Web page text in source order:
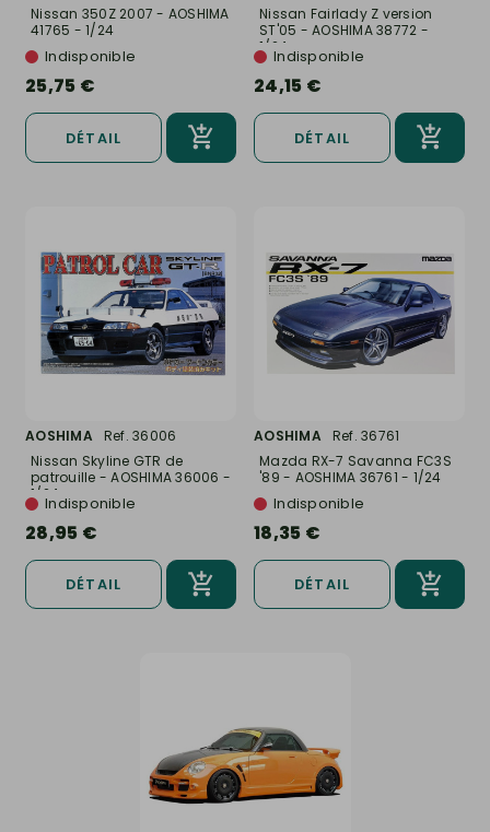
Nissan 350Z 2007 - AOSHIMA
41765 - 1/24
Indisponible
25,75 €
DÉTAIL
Nissan Fairlady Z version
ST'05 - AOSHIMA 38772 -
1/24Indisponible
24,15 €
DÉTAIL
AOSHIMA
Ref. 36006
Nissan Skyline GTR de
patrouille - AOSHIMA 36006 -
1/24Indisponible
28,95 €
DÉTAIL
AOSHIMA
Ref. 36761
Mazda RX-7 Savanna FC3S
'89 - AOSHIMA 36761 - 1/24
Indisponible
18,35 €
DÉTAIL